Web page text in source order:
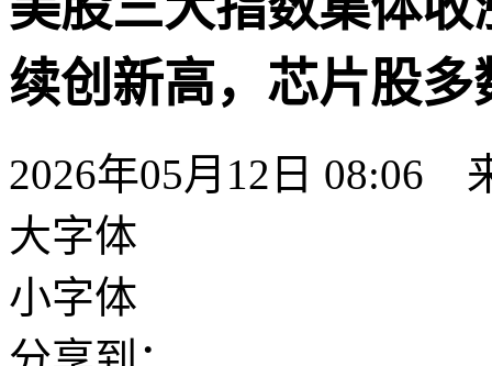
续创新高，芯片股多
2026年05月12日 08:06
大字体
小字体